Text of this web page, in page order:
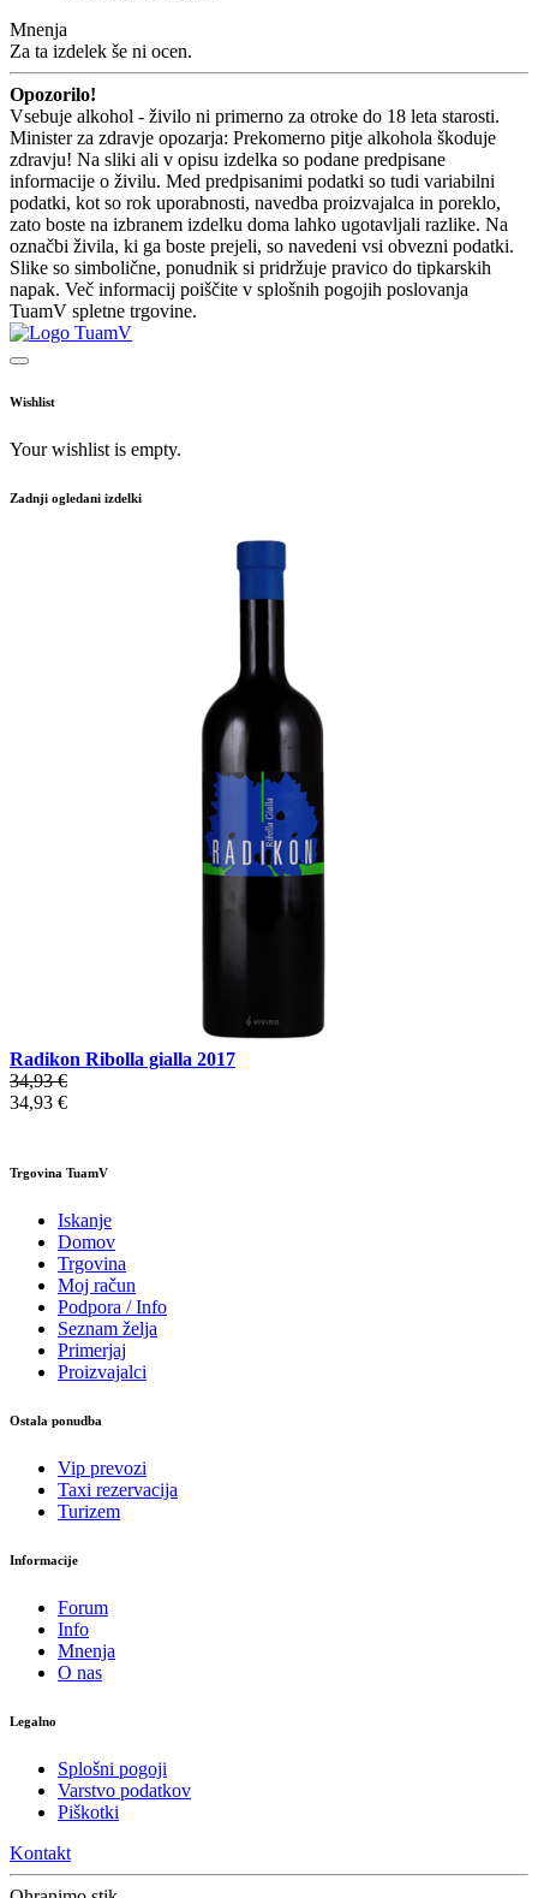
Mnenja
Za ta izdelek še ni ocen.
Opozorilo!
Vsebuje alkohol - živilo ni primerno za otroke do 18 leta starosti.
Minister za zdravje opozarja: Prekomerno pitje alkohola škoduje
zdravju! Na sliki ali v opisu izdelka so podane predpisane
informacije o živilu. Med predpisanimi podatki so tudi variabilni
podatki, kot so rok uporabnosti, navedba proizvajalca in poreklo,
zato boste na izbranem izdelku doma lahko ugotavljali razlike. Na
označbi živila, ki ga boste prejeli, so navedeni vsi obvezni podatki.
Slike so simbolične, ponudnik si pridržuje pravico do tipkarskih
napak. Več informacij poiščite v splošnih pogojih poslovanja
TuamV spletne trgovine.
Wishlist
Your wishlist is empty.
Zadnji ogledani izdelki
Radikon Ribolla gialla 2017
34,93 €
34,93 €
Trgovina TuamV
Iskanje
Domov
Trgovina
Moj račun
Podpora / Info
Seznam želja
Primerjaj
Proizvajalci
Ostala ponudba
Vip prevozi
Taxi rezervacija
Turizem
Informacije
Forum
Info
Mnenja
O nas
Legalno
Splošni pogoji
Varstvo podatkov
Piškotki
Kontakt